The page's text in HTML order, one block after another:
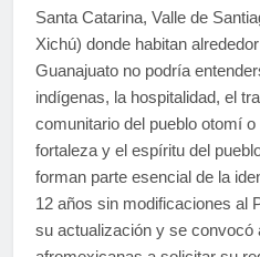
Santa Catarina, Valle de
Xichú) donde habitan
Guanajuato no podría
indígenas, la hospitalidad, el
comunitario del pueblo otomí
fortaleza y el espíritu del
forman parte esencial de la
12 años sin modificaciones al
su actualización y se